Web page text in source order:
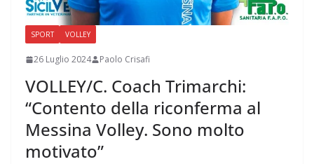
SPORT VOLLEY
26 Luglio 2024 Paolo Crisafi
VOLLEY/C. Coach Trimarchi:
“Contento della riconferma al
Messina Volley. Sono molto
motivato”